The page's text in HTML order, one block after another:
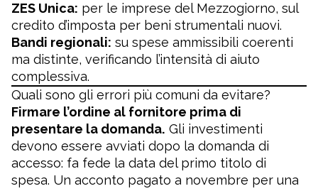
ZES Unica: per le imprese del Mezzogiorno, sul
credito d’imposta per beni strumentali nuovi.
Bandi regionali: su spese ammissibili coerenti
ma distinte, verificando l’intensità di aiuto
complessiva.
Quali sono gli errori più comuni da evitare?
Firmare l’ordine al fornitore prima di
presentare la domanda. Gli investimenti
devono essere avviati dopo la domanda di
accesso: fa fede la data del primo titolo di
spesa. Un acconto pagato a novembre per una